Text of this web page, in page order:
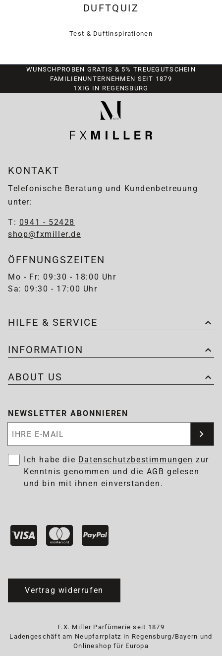
DUFTQUIZ
Test & Duftinspirationen
WUNSCHPROBEN GRATIS & 5% TREUEGUTSCHEIN
FAMILIENUNTERNEHMEN SEIT 1879
1XIG IN REGENSBURG
KONTAKT
Telefonische Beratung und Kundenbetreuung
unter:
T: 0941 - 52428
shop@fxmiller.de
ÖFFNUNGSZEITEN
Mo - Fr: 09:30 - 18:00 Uhr
Sa: 09:30 - 17:00 Uhr
HILFE & SERVICE
INFORMATION
ABOUT US
NEWSLETTER ABONNIEREN
Ich habe die Datenschutzbestimmungen zur
Kenntnis genommen und die AGB gelesen
und bin mit ihnen einverstanden.
Vertrag widerrufen
F.X. Miller Parfümerie seit 1879
Ladengeschäft am Neupfarrplatz in Regensburg/Bayern und
Onlineshop für Europa